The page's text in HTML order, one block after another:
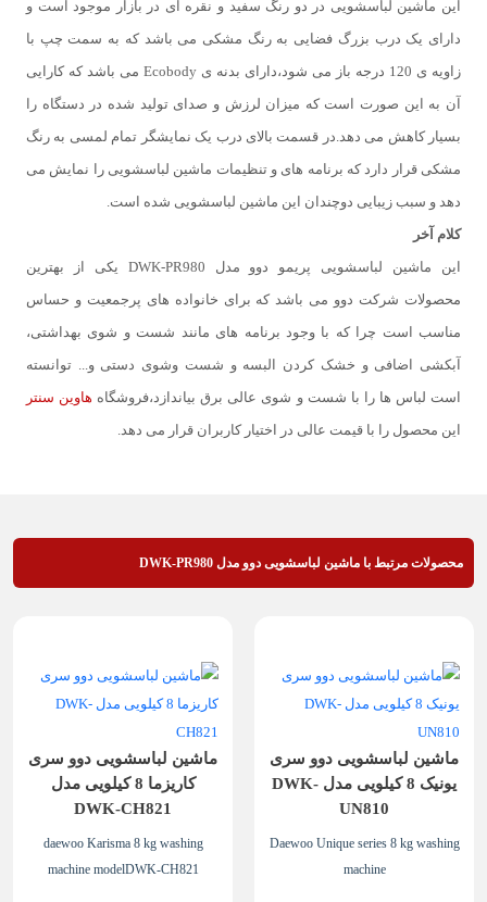
این ماشین لباسشویی در دو رنگ سفید و نقره ای در بازار موجود است و
دارای یک درب بزرگ فضایی به رنگ مشکی می باشد که به سمت چپ با
زاویه ی 120 درجه باز می شود،دارای بدنه ی Ecobody می باشد که کارایی
آن به این صورت است که میزان لرزش و صدای تولید شده در دستگاه را
بسیار کاهش می دهد.در قسمت بالای درب یک نمایشگر تمام لمسی به رنگ
مشکی قرار دارد که برنامه های و تنظیمات ماشین لباسشویی را نمایش می
دهد و سبب زیبایی دوچندان این ماشین لباسشویی شده است.
کلام آخر
این ماشین لباسشویی پریمو دوو مدل DWK-PR980 یکی از بهترین
محصولات شرکت دوو می باشد که برای خانواده های پرجمعیت و حساس
مناسب است چرا که با وجود برنامه های مانند شست و شوی بهداشتی،
آبکشی اضافی و خشک کردن البسه و شست وشوی دستی و... توانسته
است لباس ها را با شست و شوی عالی برق بیاندازد،فروشگاه هاوین سنتر
این محصول را با قیمت عالی در اختیار کاربران قرار می دهد.
محصولات مرتبط با ماشین لباسشویی دوو مدل DWK-PR980
ماشین لباسشویی دوو سری
یونیک 8 کیلویی مدل DWK-
UN810
Daewoo Unique series 8 kg washing
machine
ماشین لباسشویی دوو سری
کاریزما 8 کیلویی مدل
DWK-CH821
daewoo Karisma 8 kg washing
machine modelDWK-CH821